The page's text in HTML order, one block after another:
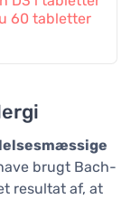
60 tabletter
brugt Bach-
resultat af, at